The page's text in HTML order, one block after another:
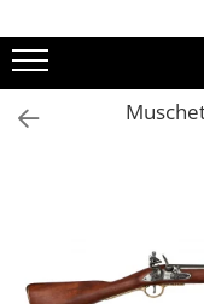
Spade si săbii
Spade templiere
De epocă
Scuturi
Zale